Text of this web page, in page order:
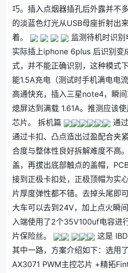
巧。插入点烟器插孔后外露并不
的淡蓝色灯光从USB母座折射出
着。
监测待机时识
实际插上iphone 6plus 后识别变
式，并不能正确识别，这种模式
能1.5A充电（测试时手机满电电
高通快充，插入三星note4，瞬间
熄屏达到满载 1.61A。推测应该
芯片。 拆机篇
通
通过卡扣、凸点造出过盈配合夹
合度与整体性良好拆解难度不高
盖，再拔出底部触点的盖帽，
接到正极卡扣处，正极顶帽为实
片厚度弹性都不错。去掉头尾即
大车可以去到24V，加上点火瞬
入端使用了2个35V100uf电容进
片保险丝。
这是
其中一路，方案介绍如下：选用
AX3071 PWM主控芯片 +精拓